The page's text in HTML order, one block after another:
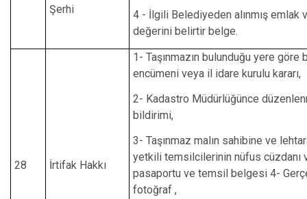
Şerhi
4 - İlgili Belediyeden alınmış emlak
değerini belirtir belge.
28 İrtifak Hakkı
1- Taşınmazın bulunduğu yere göre
encümeni veya il idare kurulu kararı,
2- Kadastro Müdürlüğünce
bildirimi,
3- Taşınmaz malın sahibine ve
yetkili temsilcilerinin nüfus cüzdanı
pasaportu ve temsil belgesi 4-
fotoğraf ,